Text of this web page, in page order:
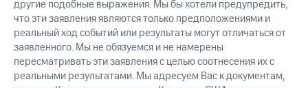
другие подобные выражения. Мы бы хотели предупредить,
что эти заявления являются только предположениями и
реальный ход событий или результаты могут отличаться от
заявленного. Мы не обязуемся и не намерены
пересматривать эти заявления с целью соотнесения их с
реальными результатами. Мы адресуем Вас к документам,